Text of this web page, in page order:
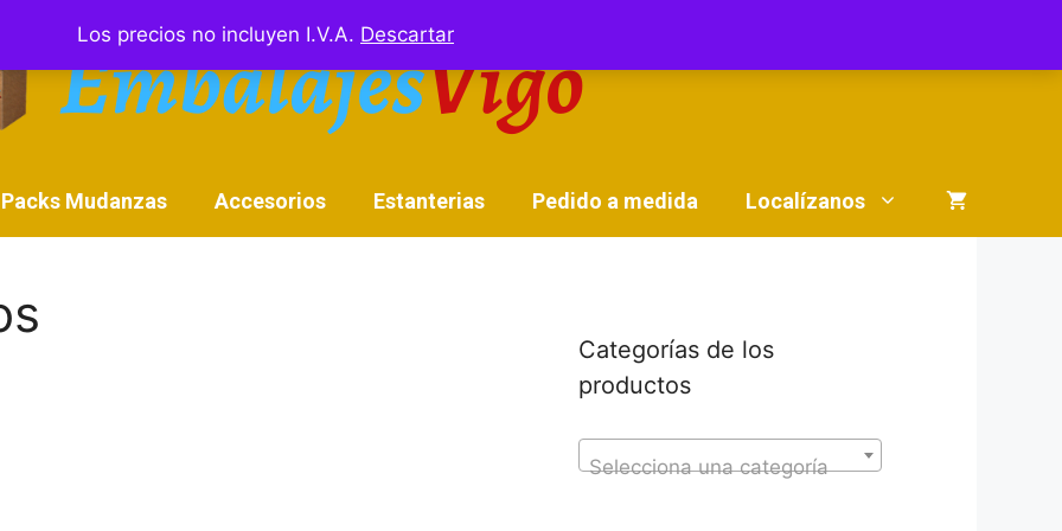
Los precios no incluyen I.V.A. Descartar
Packs Mudanzas Accesorios Estanterias Pedido a medida Localízanos
Categorías de los
productos
Selecciona una categoría